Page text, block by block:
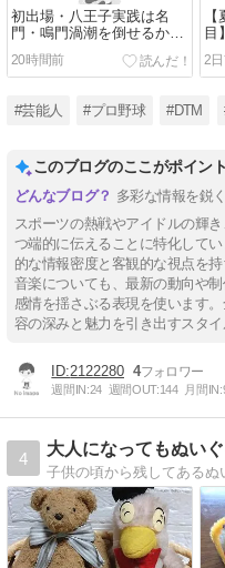
初出場・八王子実践は名
門・鳴門渦潮を倒せるか？
両校の戦力と歴史を徹底比
較
20時間前
目
対
2
#芸能人 #プロ野球 #DTM
このブログのここがポイント
多彩な情報を鋭
スポーツの熱戦やアイドルの輝
つ端的に伝えることに特化して
的な情報密度と客観的な視点を
音楽についても、最新の動向や
感情を揺さぶる表現を使います
容の深みと魅力を引き出すスタイ
2122280 4
週間IN:24 週間OUT:144 月間IN:
4
大人になってもぬい